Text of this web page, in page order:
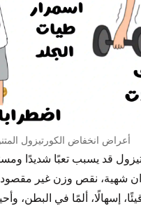
أعراض انخفاض الكورتيزول
قد يسبب تعبًا شديدًا
شهية، نقص وزن غير
إسهالًا، ألمًا في البطن،